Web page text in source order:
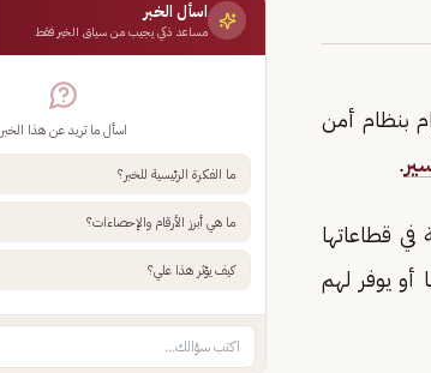
بنظام أمن
.
قطاعاتها
أو يوفر لهم
اسأل الخبر
مساعد ذكي يجيب من سياق الخبر فقط
اسأل ما تريد عن هذا الخبر
ما الفكرة الرئيسية للخبر؟
ما هي أبرز الأرقام والإحصاءات؟
كيف يؤثر هذا علي؟